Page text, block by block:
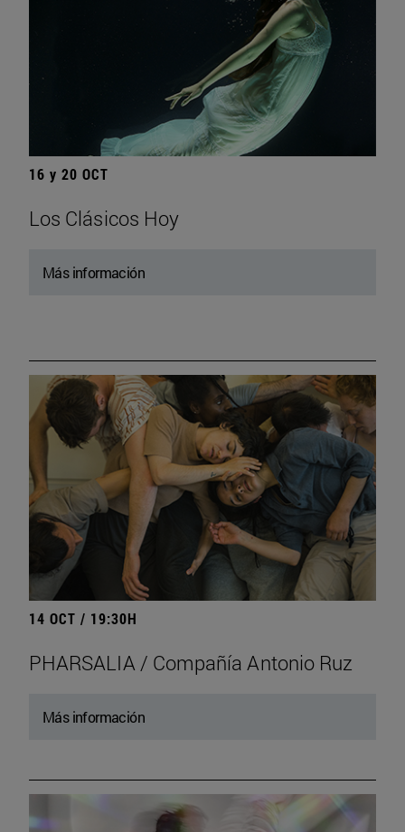
16 y 20 OCT
Los Clásicos Hoy
Más información
14 OCT / 19:30H
PHARSALIA / Compañía Antonio Ruz
Más información